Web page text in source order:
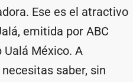
Ese es el atractivo
emitida por ABC
Ualá México. A
saber, sin